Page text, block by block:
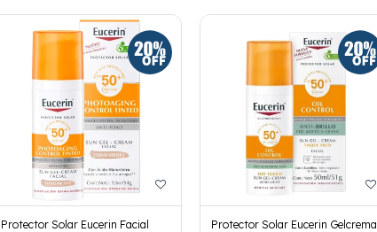
Protector Solar Eucerin Facial
Protector Solar Eucerin Gelcrema